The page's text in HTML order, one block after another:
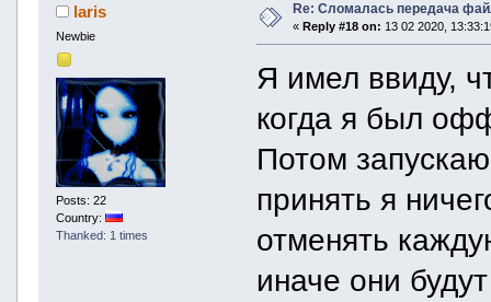
laris
Newbie
Posts: 22
Country:
Thanked: 1 times
Re: Сломалась передача
« Reply #18 on: 13 02 2020,
Я имел ввиду,
когда я был
Потом
принять я
отменять
иначе они